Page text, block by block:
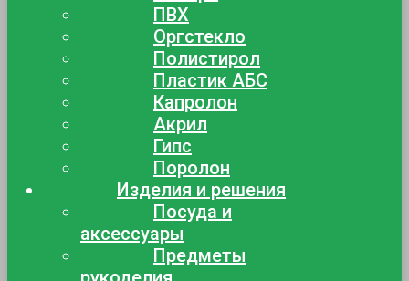
ПВХ
Оргстекло
Полистирол
Пластик АБС
Капролон
Акрил
Гипс
Поролон
Изделия и решения
Посуда и
аксессуары
Предметы